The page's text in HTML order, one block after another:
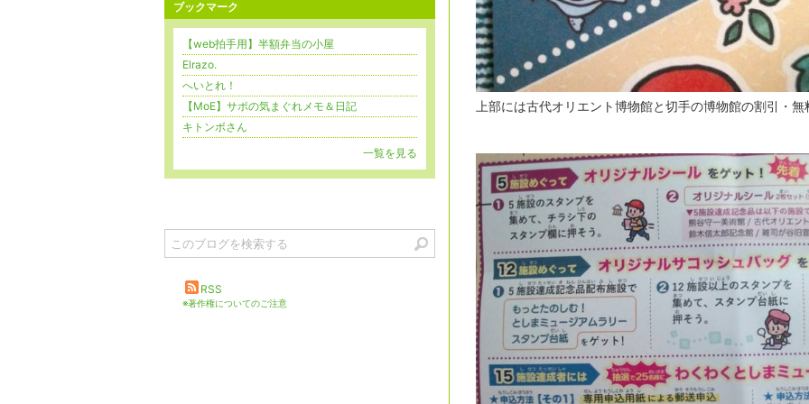
上部には古代オリエント博物館と切手の博物館の割引・無
ブックマーク
【web拍手用】半額弁当の小屋
Elrazo.
へいとれ！
【MoE】サポの気まぐれメモ＆日記
キトンボさん
一覧を見る
RSS
※著作権についてのご注意